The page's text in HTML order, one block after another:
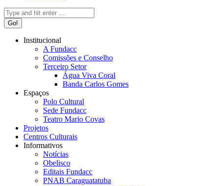
Search:
Institucional
A Fundacc
Comissões e Conselho
Terceiro Setor
Água Viva Coral
Banda Carlos Gomes
Espaços
Polo Cultural
Sede Fundacc
Teatro Mario Covas
Projetos
Centros Culturais
Informativos
Notícias
Obelisco
Editais Fundacc
PNAB Caraguatatuba